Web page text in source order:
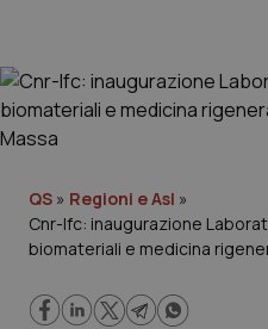
Cronache
Governo e Parlamento
Regioni e Asl
Lavoro e Professioni
QS » Regioni e Asl »
Cnr-Ifc: inaugurazione
biomateriali e medicina